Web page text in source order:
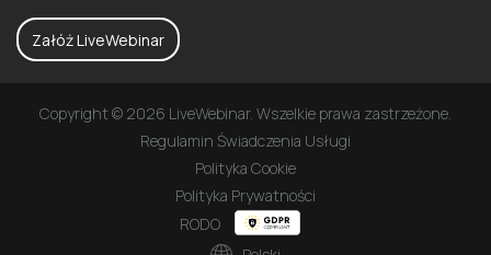
Załóż LiveWebinar
Copyright © 2026 LiveWebinar. Wszelkie prawa zastrzeżone.
Regulamin Świadczenia Usługi
Polityka Cookie
Polityka Prywatności
RODO